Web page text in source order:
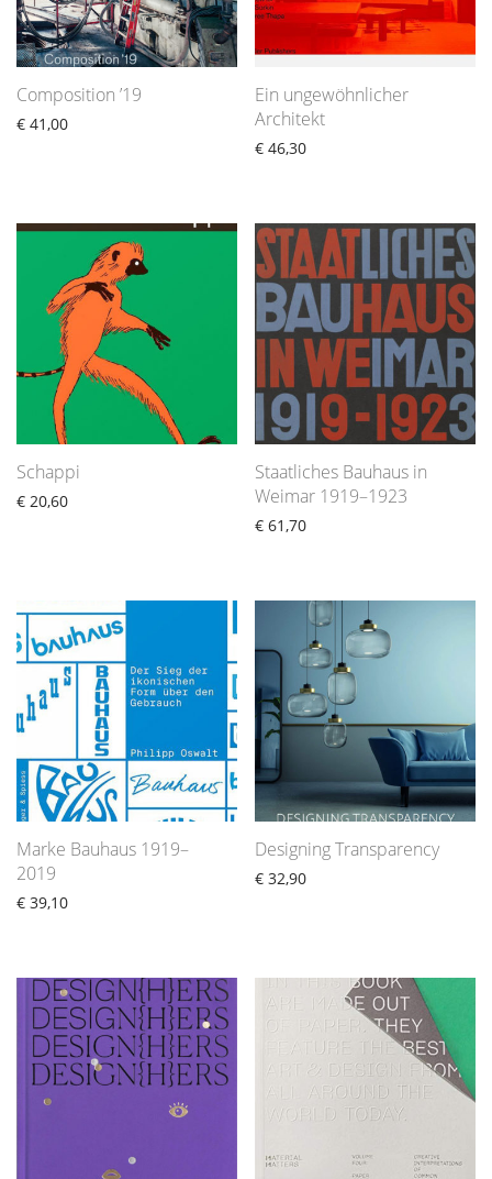
Composition ’19
€ 41,00
Ein ungewöhnlicher
Architekt
€ 46,30
Schappi
€ 20,60
Staatliches Bauhaus in
Weimar 1919–1923
€ 61,70
Marke Bauhaus 1919–
2019
€ 39,10
Designing Transparency
€ 32,90